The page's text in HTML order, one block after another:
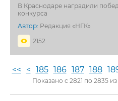
В Краснодаре наградили
конкурса
Автор: Редакция «НГК»
2152
<< < 185 186 187 188
Показано с 2821 по 2835